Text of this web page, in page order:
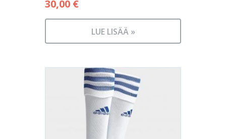
30,00 €
LUE LISÄÄ »